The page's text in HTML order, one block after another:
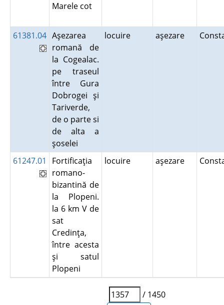
Marele cot
61381.04 Aşezarea
romană de
la Cogealac.
pe traseul
între Gura
Dobrogei şi
Tariverde,
de o parte si
de alta a
şoselei
locuire aşezare
61247.01
Fortificaţia
romano-
bizantină de
la Plopeni.
la 6 km V de
sat
Credinţa,
între acesta
şi satul
Plopeni
locuire aşezare
/ 1450